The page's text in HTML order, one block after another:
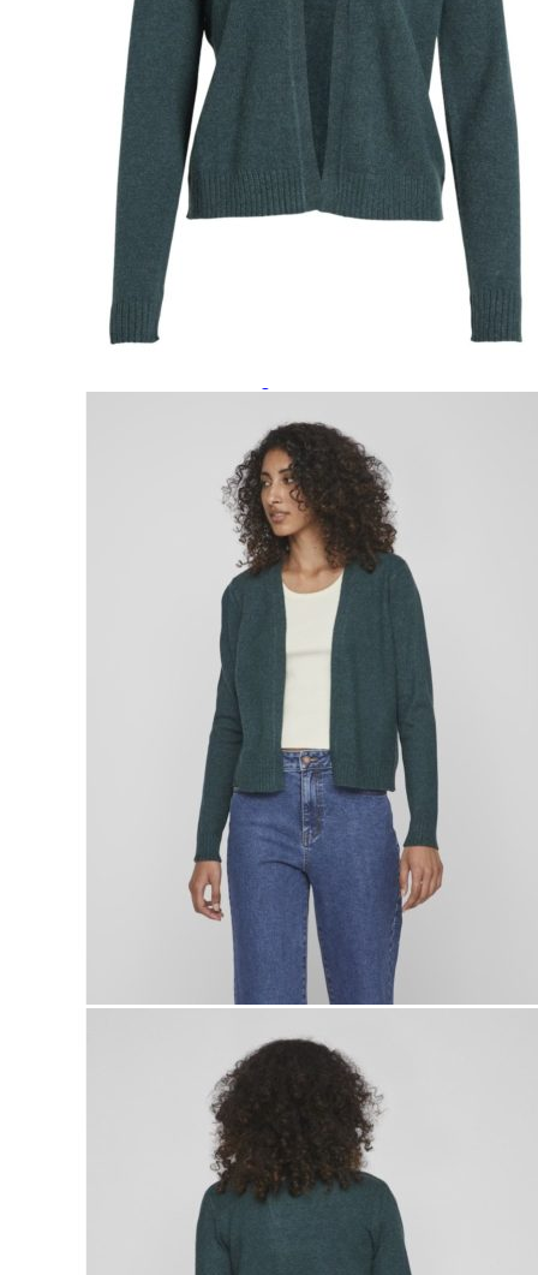
Miesten asusteet
Vyöt ja olkaimet
Solmiot, rusetit ja taskuliinat
Miesten päähineet, huivit ja käsineet
Miesten yöasut ja alusvaatteet
Miesten alusvaatteet
Miesten sukat
Miesten yöasut
Miesten aamutakit ja kylpytakit
Miesten takit
Miesten nahkatakit
Miesten kevät-ja syystakit
Miesten villakangastakit
Miesten talvitakit
NAISET
Naisten puserot
Jakut ja liivit
Naisten neuleet
Naisten neuletakit
Naisten neulepuserot
Naisten mekot ja hameet
Naisten housut
Leggingsit ja collegehousut
Naisten housut
Naisten farkut
Caprit ja shortsit
Naisten asusteet
Vyöt ja korut
Naisten päähineet, huivit ja käsineet
Naisten yöasut ja alusvaatteet
Naisten alusvaatteet
Sukat ja sukkahousut
Naisten yöasut
Naisten aamutakit ja kylpytakit
Naisten kevät-ja syystakit
Naisten nahkatakit
Lasten paidat
Lasten kauluspaidat
Lasten trikoopaidat
Lasten colleget ja hupparit
Lasten neuleet
Lasten mekot ja hameet
Mekot ja hameet
Lasten puvut,bleiserit,liivit